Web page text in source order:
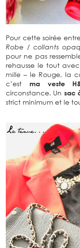
Pour cette soirée
Robe / collants
pour ne pas
rehausse le tout
mille – le Rouge, la
c’est ma veste
circonstance. Un sac
strict minimum et le